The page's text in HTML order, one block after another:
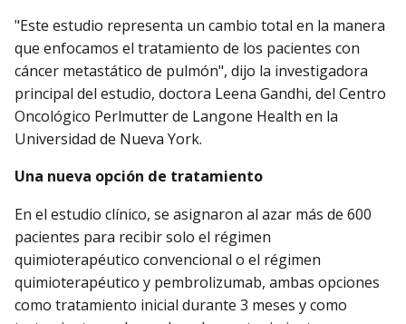
"Este estudio representa un cambio total en la manera
que enfocamos el tratamiento de los pacientes con
cáncer metastático de pulmón", dijo la investigadora
principal del estudio, doctora Leena Gandhi, del Centro
Oncológico Perlmutter de Langone Health en la
Universidad de Nueva York.
Una nueva opción de tratamiento
En el estudio clínico, se asignaron al azar más de 600
pacientes para recibir solo el régimen
quimioterapéutico convencional o el régimen
quimioterapéutico y pembrolizumab, ambas opciones
como tratamiento inicial durante 3 meses y como